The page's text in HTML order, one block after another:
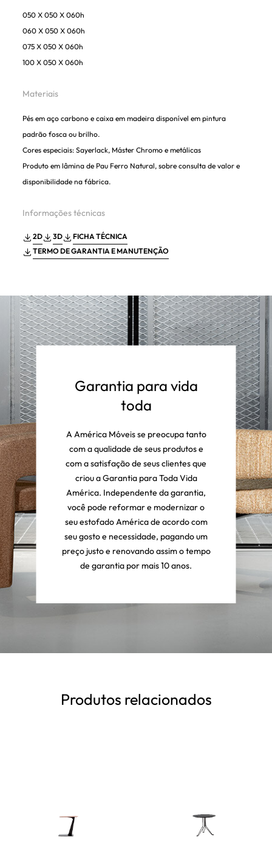
050 X 050 X 060h
060 X 050 X 060h
075 X 050 X 060h
100 X 050 X 060h
Materiais
Pés em aço carbono e caixa em madeira disponível em pintura
padrão fosca ou brilho.
Cores especiais: Sayerlack, Máster Chromo e metálicas
Produto em lâmina de Pau Ferro Natural, sobre consulta de valor e
disponibilidade na fábrica.
Informações técnicas
2D 3D
FICHA TÉCNICA
TERMO DE GARANTIA E MANUTENÇÃO
Garantia para vida
toda
A América Móveis se preocupa tanto
com a qualidade de seus produtos e
com a satisfação de seus clientes que
criou a Garantia para Toda Vida
América. Independente da garantia,
você pode reformar e modernizar o
seu estofado América de acordo com
seu gosto e necessidade, pagando um
preço justo e renovando assim o tempo
de garantia por mais 10 anos.
Produtos relacionados